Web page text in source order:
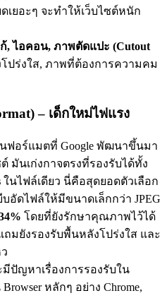
เยอะๆ จะทำให้เว็บไซต์หนัก
, ไอคอน, ภาพตัดแปะ (Cutout
ปร่งใส, ภาพที่ต้องการความคม
– เด็กใหม่ไฟแรง
นฟอร์แมตที่ Google พัฒนาขึ้นมา
มันเก่งกาจตรงที่รองรับได้ทั้ง
ในไฟล์เดียว นี่คือสุดยอดตัวเลือก
บอัดไฟล์ให้มีขนาดเล็กกว่า JPEG
โดยที่ยังรักษาคุณภาพไว้ได้
ถมยังรองรับพื้นหลังโปร่งใส และ
ปัญหาเรื่องการรองรับใน
หลักๆ อย่าง Chrome,